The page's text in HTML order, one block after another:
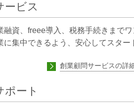
ービス
融資、freee導入、税務手続きまで
に集中できるよう、安心してスター
創業顧問サービスの詳
ポート